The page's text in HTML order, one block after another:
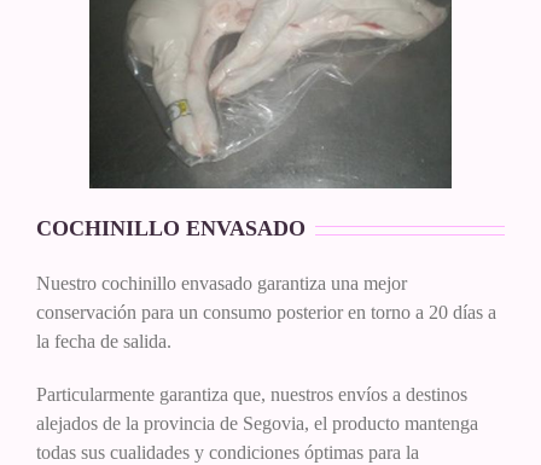
COCHINILLO ENVASADO
Nuestro cochinillo envasado garantiza una mejor
conservación para un consumo posterior en torno a 20 días a
la fecha de salida.
Particularmente garantiza que, nuestros envíos a destinos
alejados de la provincia de Segovia, el producto mantenga
todas sus cualidades y condiciones óptimas para la